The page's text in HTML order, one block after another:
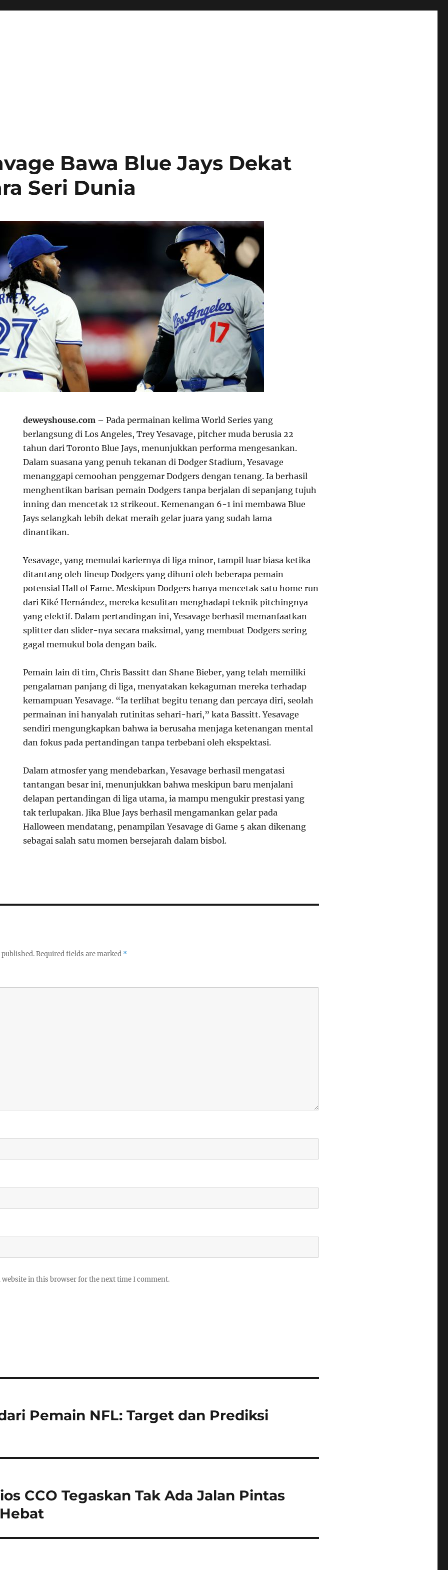
Bawa Blue Jays Dekat
Seri Dunia
deweyshouse.com – Pada permainan kelima World Series yang
berlangsung di Los Angeles, Trey Yesavage, pitcher muda berusia 22
tahun dari Toronto Blue Jays, menunjukkan performa mengesankan.
Dalam suasana yang penuh tekanan di Dodger Stadium, Yesavage
menanggapi cemoohan penggemar Dodgers dengan tenang. Ia berhasil
menghentikan barisan pemain Dodgers tanpa berjalan di sepanjang tujuh
inning dan mencetak 12 strikeout. Kemenangan 6-1 ini membawa Blue
Jays selangkah lebih dekat meraih gelar juara yang sudah lama
dinantikan.
Yesavage, yang memulai kariernya di liga minor, tampil luar biasa ketika
ditantang oleh lineup Dodgers yang dihuni oleh beberapa pemain
potensial Hall of Fame. Meskipun Dodgers hanya mencetak satu home run
dari Kiké Hernández, mereka kesulitan menghadapi teknik pitchingnya
yang efektif. Dalam pertandingan ini, Yesavage berhasil memanfaatkan
splitter dan slider-nya secara maksimal, yang membuat Dodgers sering
gagal memukul bola dengan baik.
Pemain lain di tim, Chris Bassitt dan Shane Bieber, yang telah memiliki
pengalaman panjang di liga, menyatakan kekaguman mereka terhadap
kemampuan Yesavage. “Ia terlihat begitu tenang dan percaya diri, seolah
permainan ini hanyalah rutinitas sehari-hari,” kata Bassitt. Yesavage
sendiri mengungkapkan bahwa ia berusaha menjaga ketenangan mental
dan fokus pada pertandingan tanpa terbebani oleh ekspektasi.
Dalam atmosfer yang mendebarkan, Yesavage berhasil mengatasi
tantangan besar ini, menunjukkan bahwa meskipun baru menjalani
delapan pertandingan di liga utama, ia mampu mengukir prestasi yang
tak terlupakan. Jika Blue Jays berhasil mengamankan gelar pada
Halloween mendatang, penampilan Yesavage di Game 5 akan dikenang
sebagai salah satu momen bersejarah dalam bisbol.
Required fields are marked *
website in this browser for the next time I comment.
Pemain NFL: Target dan Prediksi
CCO Tegaskan Tak Ada Jalan Pintas